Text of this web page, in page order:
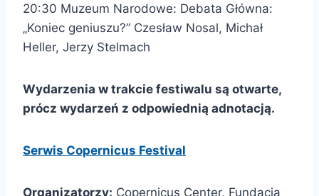
20:30 Muzeum Narodowe: Debata Główna:
„Koniec geniuszu?” Czesław Nosal, Michał
Heller, Jerzy Stelmach
Wydarzenia w trakcie festiwalu są otwarte,
prócz wydarzeń z odpowiednią adnotacją.
Serwis Copernicus Festival
Organizatorzy: Copernicus Center, Fundacja